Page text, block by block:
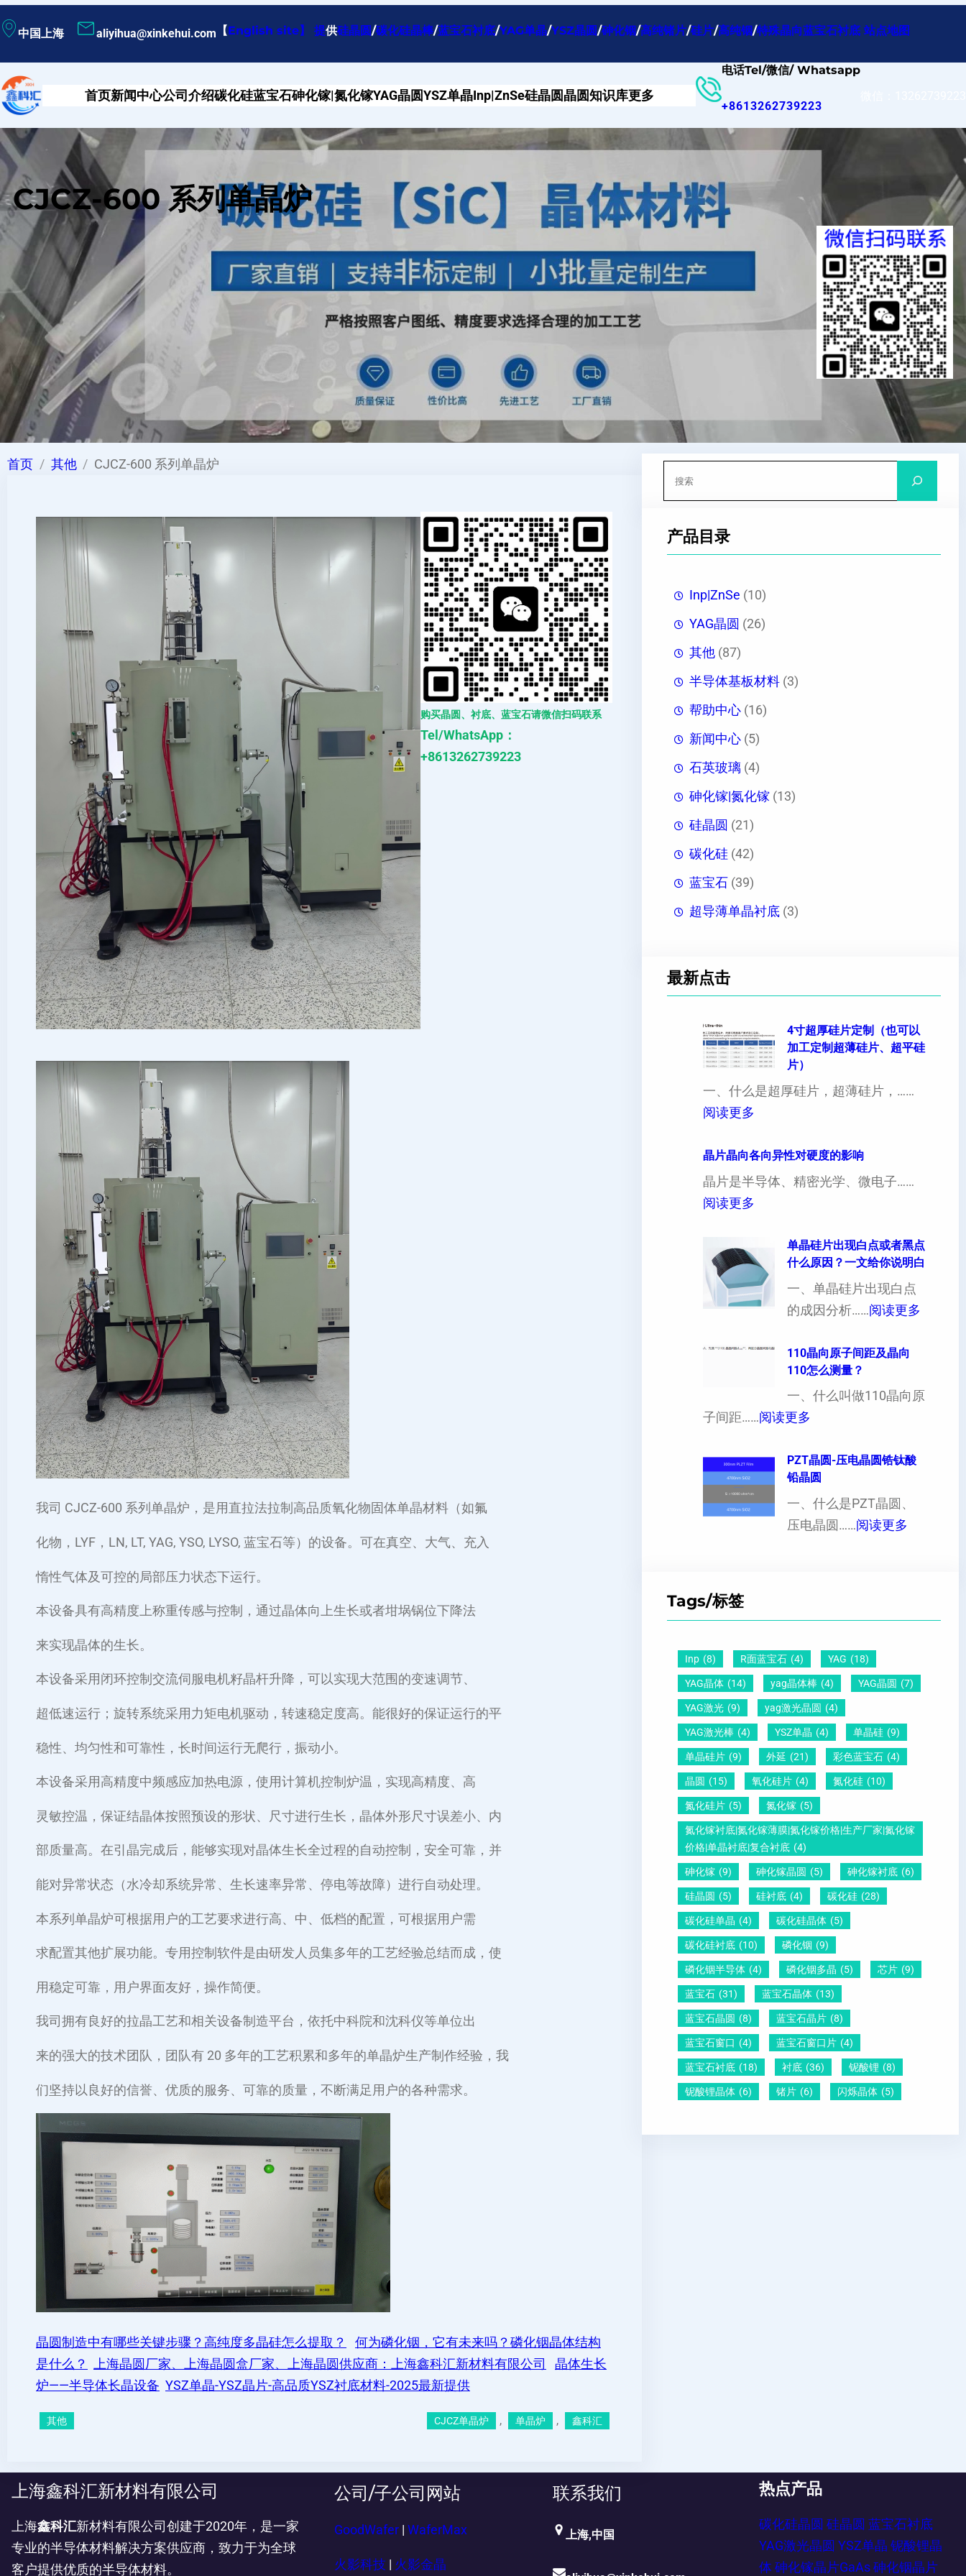
至
容
中国上海 aliyihua@xinkehui.com 【English site】 提供硅晶圆/碳化硅晶棒/蓝宝石衬底/YAG单晶/YSZ晶圆/砷化铟/高纯锗片/硅片/高纯铟/特殊晶向蓝宝石衬底 站点地图
首页新闻中心公司介绍碳化硅蓝宝石砷化镓|氮化镓YAG晶圆YSZ单晶Inp|ZnSe硅晶圆晶圆知识库更多
电话Tel/微信/ Whatsapp
+8613262739223
CJCZ-600 系列单晶炉
首页 其他 CJCZ-600 系列单晶炉
购买晶圆、衬底、蓝宝石请微信扫码联系
Tel/WhatsApp：
+8613262739223
我司 CJCZ-600 系列单晶炉，是用直拉法拉制高品质氧化物固体单晶材料（如氟
化物，LYF，LN, LT, YAG, YSO, LYSO, 蓝宝石等）的设备。可在真空、大气、充入
惰性气体及可控的局部压力状态下运行。
本设备具有高精度上称重传感与控制，通过晶体向上生长或者坩埚锅位下降法
来实现晶体的生长。
本设备采用闭环控制交流伺服电机籽晶杆升降，可以实现大范围的变速调节、
超低速运行；旋转系统采用力矩电机驱动，转速稳定度高。能很好的保证运行的平
稳性、均匀性和可靠性，长时间运行无爬行，振动小。
本设备采用高精度中频感应加热电源，使用计算机控制炉温，实现高精度、高
灵敏控温，保证结晶体按照预设的形状、尺寸进行生长，晶体外形尺寸误差小、内
部质量高。在引晶完成后，能够实现对晶体生长全过程的自动控制，安全可靠，并
能对异常状态（水冷却系统异常、生长速率异常、停电等故障）进行自动处理。
本系列单晶炉可根据用户的工艺要求进行高、中、低档的配置，可根据用户需
求配置其他扩展功能。专用控制软件是由研发人员集多年的工艺经验总结而成，使
用稳定可靠，用户界面友好，操作简便。
我司拥有良好的拉晶工艺和相关设备制造平台，依托中科院和沈科仪等单位出
来的强大的技术团队，团队有 20 多年的工艺积累和多年的单晶炉生产制作经验，我
们坚持以良好的信誉、优质的服务、可靠的质量，不断满足用户的各种需求。
晶圆制造中有哪些关键步骤？高纯度多晶硅怎么提取？
何为磷化铟，它有未来吗？磷化铟晶体结构
是什么？
上海晶圆厂家、上海晶圆盒厂家、上海晶圆供应商：上海鑫科汇新材料有限公司
晶体生长
炉——半导体长晶设备 YSZ单晶-YSZ晶片-高品质YSZ衬底材料-2025最新提供
其他 CJCZ单晶炉 , 单晶炉 , 鑫科汇
产品目录
Inp|ZnSe (10)
YAG晶圆 (26)
其他(87)
半导体基板材料(3)
帮助中心(16)
新闻中心(5)
石英玻璃(4)
砷化镓|氮化镓(13)
硅晶圆 (21)
碳化硅(42)
蓝宝石(39)
超导薄单晶衬底(3)
最新点击
4寸超厚硅片定制（也可以
加工定制超薄硅片、超平硅
片）
一、什么是超厚硅片，超薄硅片，……
阅读更多
寸
超
定
制
（
可
工
制
薄
片
）
晶片晶向各向异性对硬度的影响
晶片是半导体、精密光学、微电子……
阅读更多
晶
向
各
异
硬
的
影
响
单晶硅片出现白点或者黑点
什么原因？一文给你说明白
一、单晶硅片出现白点
的成因分析……阅读更多
片
？
110晶向原子间距及晶向
110怎么测量？
一、什么叫做110晶向原
子间距……阅读更多
1
0
晶
向
晶
向
1
1
0
怎
测
量
PZT晶圆-压电晶圆锆钛酸
铅晶圆
一、什么是PZT晶圆、
压电晶圆……阅读更多
压
电
铅
圆
Tags/标签
Inp (8) R面蓝宝石 (4) YAG (18)
YAG晶体 (14) yag晶体棒 (4) YAG晶圆 (7)
YAG激光 (9) yag激光晶圆 (4)
YAG激光棒 (4) YSZ单晶 (4) 单晶硅 (9)
单晶硅片 (9) 外延 (21) 彩色蓝宝石 (4)
晶圆 (15) 氧化硅片 (4) 氮化硅 (10)
氮化硅片 (5) 氮化镓 (5)
氮化镓衬底|氮化镓薄膜|氮化镓价格|生产厂家|氮化镓
价格|单晶衬底|复合衬底 (4)
砷化镓 (9) 砷化镓晶圆 (5) 砷化镓衬底 (6)
硅晶圆 (5) 硅衬底 (4) 碳化硅 (28)
碳化硅单晶 (4) 碳化硅晶体 (5)
碳化硅衬底 (10) 磷化铟 (9)
磷化铟半导体 (4) 磷化铟多晶 (5) 芯片 (9)
蓝宝石 (31) 蓝宝石晶体 (13)
蓝宝石晶圆 (8) 蓝宝石晶片 (8)
蓝宝石窗口 (4) 蓝宝石窗口片 (4)
蓝宝石衬底 (18) 衬底 (36) 铌酸锂 (8)
铌酸锂晶体 (6) 锗片 (6) 闪烁晶体 (5)
上海鑫科汇新材料有限公司
上海鑫科汇新材料有限公司创建于2020年，是一家
专业的半导体材料解决方案供应商，致力于为全球
客户提供优质的半导体材料。
公司/子公司网站
GoodWafer| WaferMax
火影科技 | 火影金晶
联系我们
上海,中国
热点产品
碳化硅晶圆 硅晶圆 蓝宝石衬底
YAG激光晶圆 YSZ单晶 铌酸锂晶
体 砷化镓晶片GaAs 砷化铟晶片